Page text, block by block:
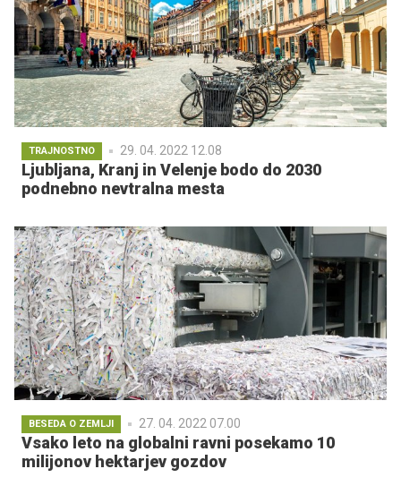
TRAJNOSTNO 29. 04. 2022 12.08
Ljubljana, Kranj in Velenje bodo do 2030
podnebno nevtralna mesta
BESEDA O ZEMLJI 27. 04. 2022 07.00
Vsako leto na globalni ravni posekamo 10
milijonov hektarjev gozdov